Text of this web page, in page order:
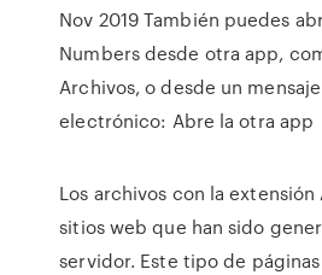
Nov 2019 También puedes
Numbers desde otra app,
Archivos, o desde un
electrónico: Abre la otra app
Los archivos con la extensión
sitios web que han sido
servidor. Este tipo de